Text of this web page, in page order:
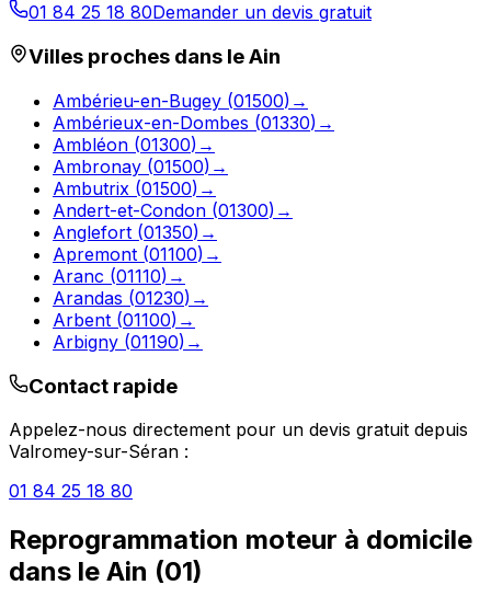
01 84 25 18 80Demander un devis gratuit
Villes proches dans leAin
Ambérieu-en-Bugey (01500) →
Ambérieux-en-Dombes (01330) →
Ambléon (01300) →
Ambronay (01500) →
Ambutrix (01500) →
Andert-et-Condon (01300) →
Anglefort (01350) →
Apremont (01100) →
Aranc (01110) →
Arandas (01230) →
Arbent (01100) →
Arbigny (01190) →
Contact rapide
Appelez-nous directement pour un devis gratuit depuis
Valromey-sur-Séran :
01 84 25 18 80
Reprogrammation moteur à domicile
dans le Ain (01)